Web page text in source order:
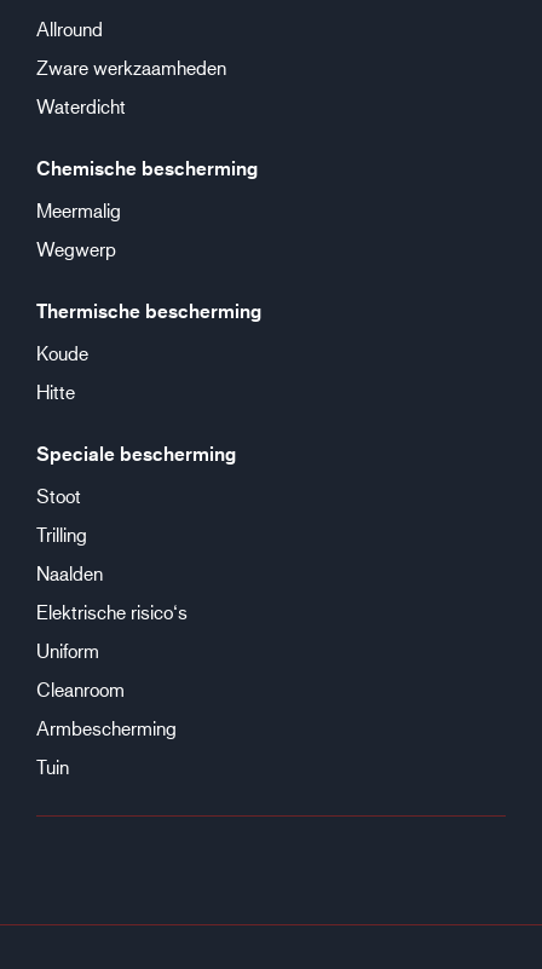
Allround
Zware werkzaamheden
Waterdicht
Chemische bescherming
Meermalig
Wegwerp
Thermische bescherming
Koude
Hitte
Speciale bescherming
Stoot
Trilling
Naalden
Elektrische risico‘s
Uniform
Cleanroom
Armbescherming
Tuin